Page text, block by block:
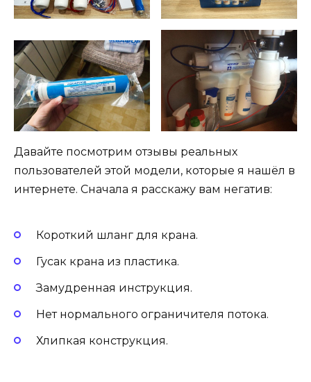
Давайте посмотрим отзывы реальных
пользователей этой модели, которые я нашёл в
интернете. Сначала я расскажу вам негатив:
Короткий шланг для крана.
Гусак крана из пластика.
Замудренная инструкция.
Нет нормального ограничителя потока.
Хлипкая конструкция.